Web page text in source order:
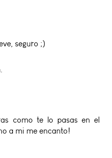
seguro ;)
como te lo pasas en el
a mi me encanto!